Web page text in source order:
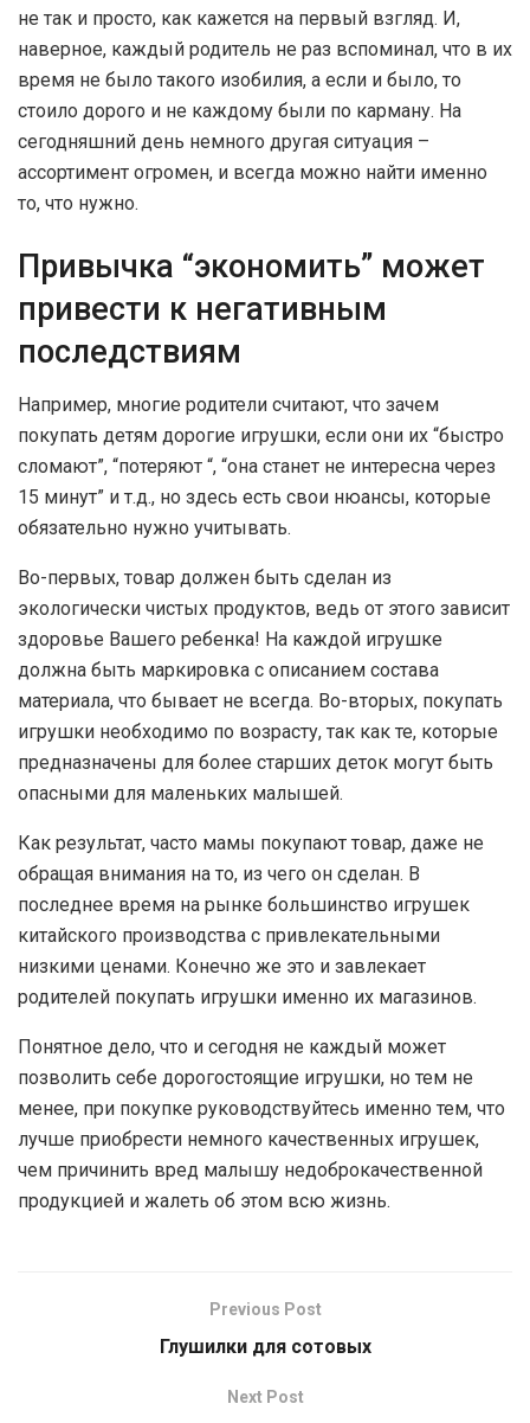
не так и просто, как кажется на первый взгляд. И,
наверное, каждый родитель не раз вспоминал, что в их
время не было такого изобилия, а если и было, то
стоило дорого и не каждому были по карману. На
сегодняшний день немного другая ситуация –
ассортимент огромен, и всегда можно найти именно
то, что нужно.
Привычка “экономить” может
привести к негативным
последствиям
Например, многие родители считают, что зачем
покупать детям дорогие игрушки, если они их “быстро
сломают”, “потеряют “, “она станет не интересна через
15 минут” и т.д., но здесь есть свои нюансы, которые
обязательно нужно учитывать.
Во-первых, товар должен быть сделан из
экологически чистых продуктов, ведь от этого зависит
здоровье Вашего ребенка! На каждой игрушке
должна быть маркировка с описанием состава
материала, что бывает не всегда. Во-вторых, покупать
игрушки необходимо по возрасту, так как те, которые
предназначены для более старших деток могут быть
опасными для маленьких малышей.
Как результат, часто мамы покупают товар, даже не
обращая внимания на то, из чего он сделан. В
последнее время на рынке большинство игрушек
китайского производства с привлекательными
низкими ценами. Конечно же это и завлекает
родителей покупать игрушки именно их магазинов.
Понятное дело, что и сегодня не каждый может
позволить себе дорогостоящие игрушки, но тем не
менее, при покупке руководствуйтесь именно тем, что
лучше приобрести немного качественных игрушек,
чем причинить вред малышу недоброкачественной
продукцией и жалеть об этом всю жизнь.
Previous Post
Глушилки для сотовых
Next Post